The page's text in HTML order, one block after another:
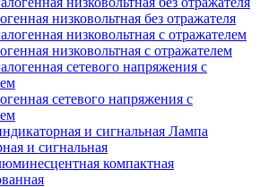
низковольтная без отражателя
низковольтная с отражателем
сетевого напряжения с
Лампа
и сигнальная